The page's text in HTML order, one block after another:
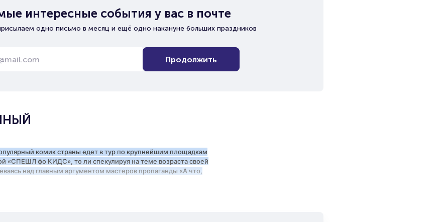
интересные события у вас в почте
одно письмо в месяц и ещё одно накануне больших праздников
Продолжить
комик страны едет в тур по крупнейшим площадкам
«СПЕШЛ фо КИДС», то ли спекулируя на теме возраста своей
над главным аргументом мастеров пропаганды «А что,